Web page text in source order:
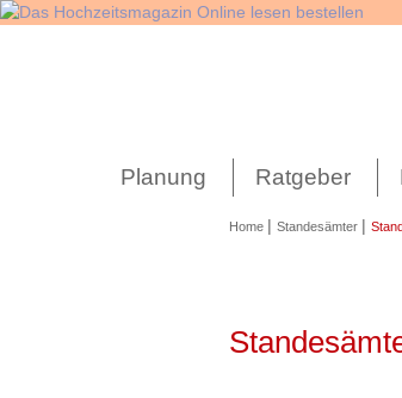
Planung Ratgeber
Home | Standesämter |